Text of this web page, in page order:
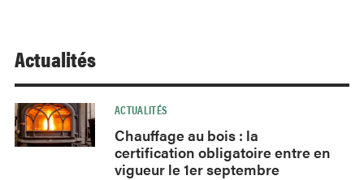
Actualités
ACTUALITÉS
Chauffage au bois : la
certification obligatoire entre en
vigueur le 1er septembre